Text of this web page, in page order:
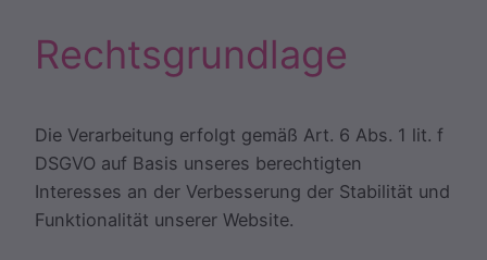
Rechtsgrundlage
Die Verarbeitung erfolgt gemäß Art. 6 Abs. 1 lit. f
DSGVO auf Basis unseres berechtigten
Interesses an der Verbesserung der Stabilität und
Funktionalität unserer Website.